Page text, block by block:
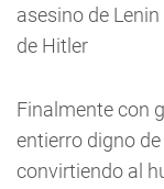
asesino de
de Hitler
Finalmente con
entierro digno
convirtiendo al